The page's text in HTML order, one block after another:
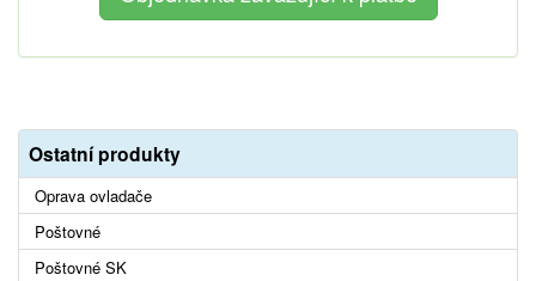
Ostatní produkty
Oprava ovladače
Poštovné
Poštovné SK